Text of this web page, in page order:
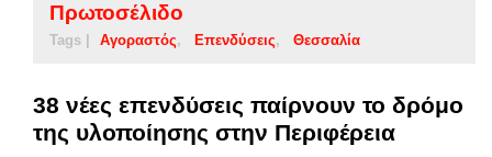
Πρωτοσέλιδο
Tags | Αγοραστός Επενδύσεις Θεσσαλία
38 νέες επενδύσεις παίρνουν το δρόμο
της υλοποίησης στην Περιφέρεια